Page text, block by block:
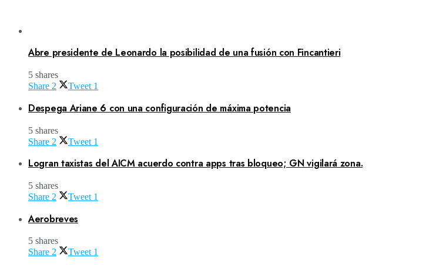
Abre presidente de Leonardo la posibilidad de una fusión con Fincantieri
5 shares
Share 2 Tweet 1
Despega Ariane 6 con una configuración de máxima potencia
5 shares
Share 2 Tweet 1
Logran taxistas del AICM acuerdo contra apps tras bloqueo; GN vigilará zona.
5 shares
Share 2 Tweet 1
Aerobreves
5 shares
Share 2 Tweet 1